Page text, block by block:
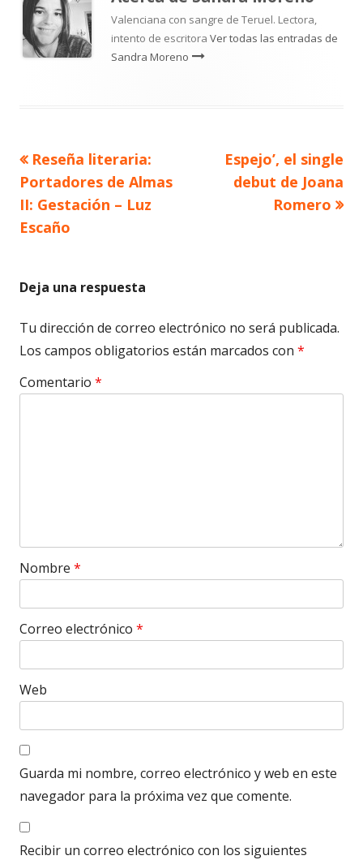
Valenciana con sangre de Teruel. Lectora,
intento de escritora Ver todas las entradas de
Sandra Moreno
Navegación
de
entradas
Artículo
anterior
Reseña literaria:
Portadores de Almas
II: Gestación – Luz
Escaño
Artículo
siguiente
Espejo’, el single
debut de Joana
Romero
Deja una respuesta
Tu dirección de correo electrónico no será publicada.
Los campos obligatorios están marcados con *
Comentario *
Nombre *
Correo electrónico *
Web
Guarda mi nombre, correo electrónico y web en este
navegador para la próxima vez que comente.
Recibir un correo electrónico con los siguientes